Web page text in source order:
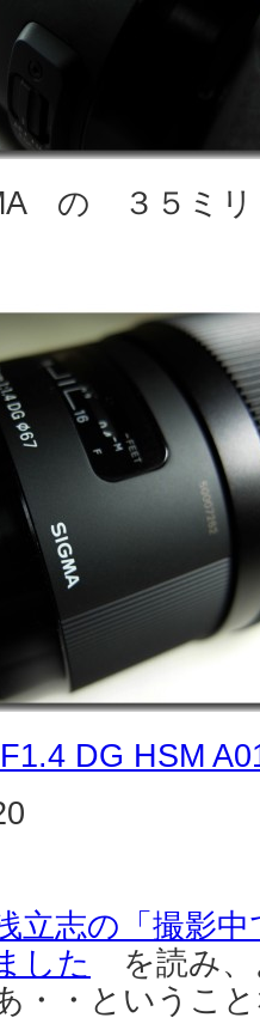
の ３５ミリ
DG HSM
立志の「撮影中
した
を読み、
・・というこ